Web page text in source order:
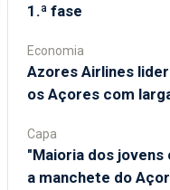
1.ª fase
Economia
Azores Airlines
os Açores com
Capa
"Maioria dos
a manchete do